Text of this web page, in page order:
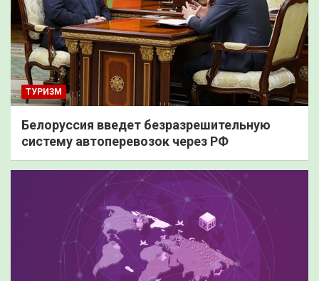
ТУРИЗМ
Белоруссия введет безразрешительную
систему автоперевозок через РФ